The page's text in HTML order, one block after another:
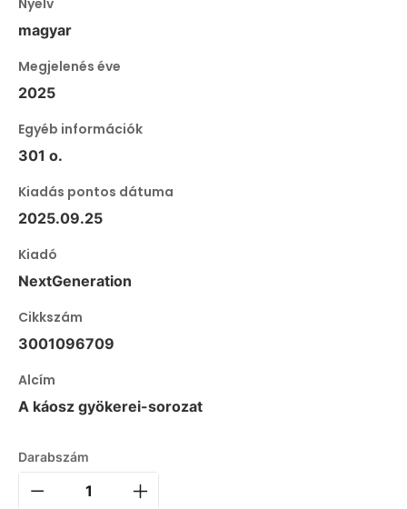
magyar
Megjelenés éve
2025
Egyéb információk
301 o.
Kiadás pontos dátuma
2025.09.25
Kiadó
NextGeneration
Cikkszám
3001096709
Alcím
A káosz gyökerei-sorozat
Darabszám